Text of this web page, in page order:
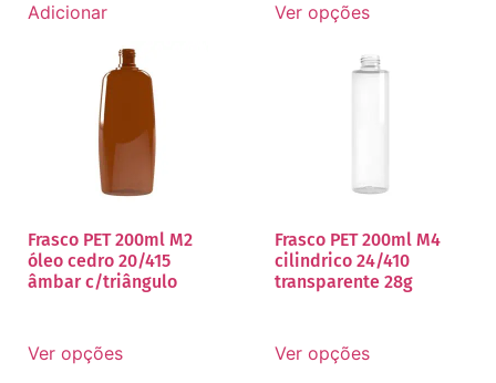
Adicionar Ver opções
Frasco PET 200ml M2
óleo cedro 20/415
âmbar c/triângulo
Ver opções
Frasco PET 200ml M4
cilindrico 24/410
transparente 28g
Ver opções